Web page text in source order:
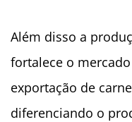
Além disso a
fortalece o
exportação de
diferenciando o